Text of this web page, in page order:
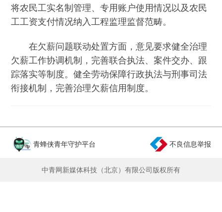
将农民工实名制管理、专用账户使用情况以及农民
工工资支付情况纳入工程监理监督范畴。
在欠薪问题联动处置方面，意见要求健全治理
欠薪工作协调机制，完善联合执法、案件交办、跟
踪落实等制度。健全劳动保障行政执法与刑事司法
衔接机制，完善治理欠薪信用制度。
青蜂侠青年守护平台 不良信息举报
中青网新媒体科技（北京）有限公司版权所有